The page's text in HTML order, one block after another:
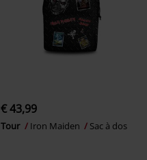
€ 43,99
Tour Iron Maiden Sac à dos